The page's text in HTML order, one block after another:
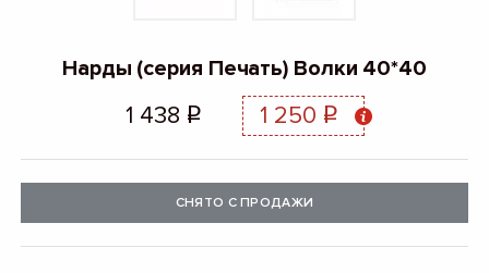
Нарды (серия Печать) Волки 40*40
1 438 q 1 250 q
СНЯТО С ПРОДАЖИ